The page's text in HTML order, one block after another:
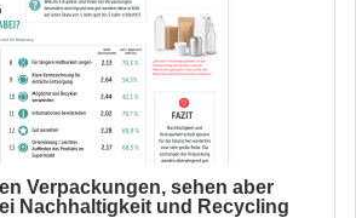
Verpackungen, sehen aber
Nachhaltigkeit und Recycling